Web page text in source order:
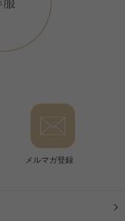
メルマガ登録